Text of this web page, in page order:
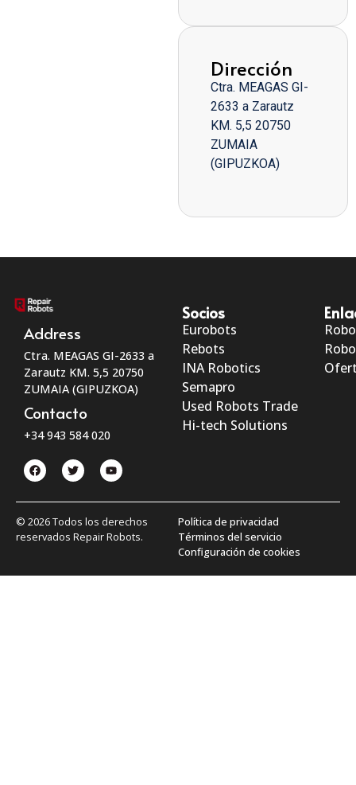
Dirección
Ctra. MEAGAS GI-
2633 a Zarautz
KM. 5,5 20750
ZUMAIA
(GIPUZKOA)
Address
Ctra. MEAGAS GI-2633 a
Zarautz KM. 5,5 20750
ZUMAIA (GIPUZKOA)
Contacto
+34 943 584 020
Socios
Eurobots
Rebots
INA Robotics
Semapro
Used Robots Trade
Hi-tech Solutions
© 2026 Todos los derechos
reservados Repair Robots.
Política de privacidad
Términos del servicio
Configuración de cookies